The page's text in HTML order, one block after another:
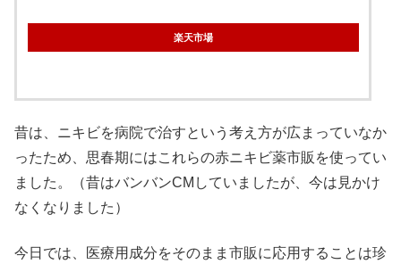
楽天市場
昔は、ニキビを病院で治すという考え方が広まっていなか
ったため、思春期にはこれらの赤ニキビ薬市販を使ってい
ました。（昔はバンバンCMしていましたが、今は見かけ
なくなりました）
今日では、医療用成分をそのまま市販に応用することは珍